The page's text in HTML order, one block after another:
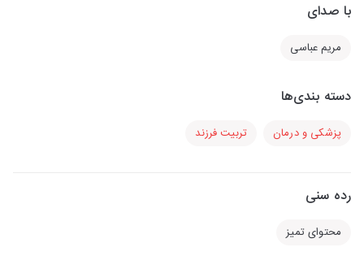
با صدای
مریم عباسی
دسته بندی‌ها
پزشکی و درمان تربیت فرزند
رده سنی
محتوای تمیز